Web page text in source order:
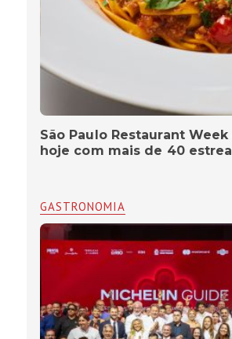
São Paulo Restaurant
hoje com mais de 40
GASTRONOMIA